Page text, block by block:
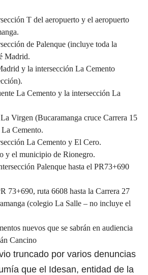
T del aeropuerto y el aeropuerto
de Palenque (incluye toda la
Madrid.
y la intersección La Cemento
La Cemento y la intersección La
Virgen (Bucaramanga cruce Carrera 15
Cemento.
La Cemento y El Cero.
y el municipio de Rionegro.
Palenque hasta el PR73+690
73+690, ruta 6608 hasta la Carrera 27
(colegio La Salle – no incluye el
nuevos que se sabrán en audiencia
Cancino
truncado por varios denuncias
que el Idesan, entidad de la